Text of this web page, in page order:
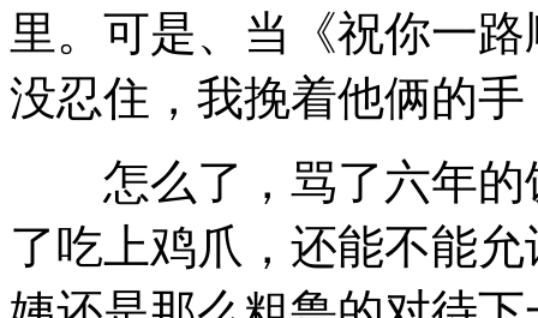
里。可是、当《祝你一
没忍住，我挽着他俩的
怎么了，骂了六年的
了吃上鸡爪，还能不能